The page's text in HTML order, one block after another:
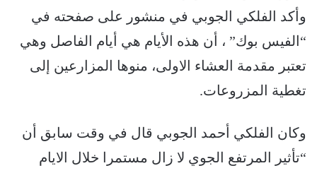
وأكد الفلكي الجوبي في منشور على صفحته في
“الفيس بوك” ، أن هذه الأيام هي أيام الفاصل وهي
تعتبر مقدمة العشاء الاولى، منوها المزارعين إلى
تغطية المزروعات.
وكان الفلكي أحمد الجوبي قال في وقت سابق أن
“تأثير المرتفع الجوي لا زال مستمرا خلال الايام